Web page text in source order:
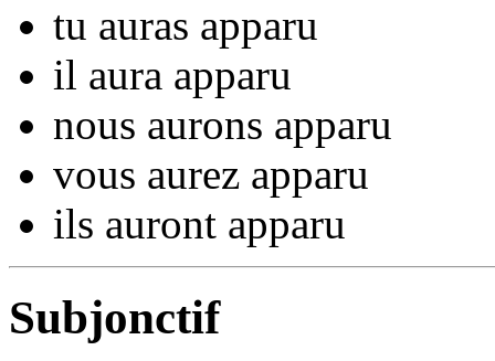
tu auras apparu
il aura apparu
nous aurons apparu
vous aurez apparu
ils auront apparu
Subjonctif